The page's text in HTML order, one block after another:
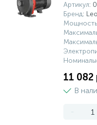
Артикул:
Бренд: Leo
11 082
В
-